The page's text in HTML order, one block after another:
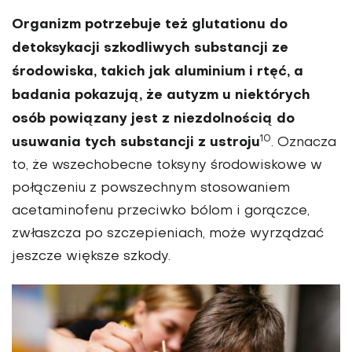
Organizm potrzebuje też glutationu do
detoksykacji szkodliwych substancji ze
środowiska, takich jak aluminium i rtęć, a
badania pokazują, że autyzm u niektórych
osób powiązany jest z niezdolnością do
usuwania tych substancji z ustroju10. Oznacza
to, że wszechobecne toksyny środowiskowe w
połączeniu z powszechnym stosowaniem
acetaminofenu przeciwko bólom i gorączce,
zwłaszcza po szczepieniach, może wyrządzać
jeszcze większe szkody.